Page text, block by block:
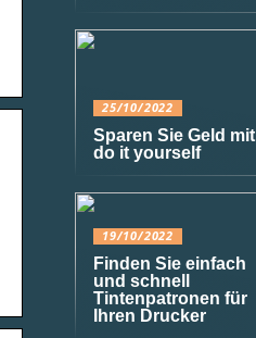
25/10/2022
Sparen Sie Geld mit
do it yourself
19/10/2022
Finden Sie einfach
und schnell
Tintenpatronen für
Ihren Drucker